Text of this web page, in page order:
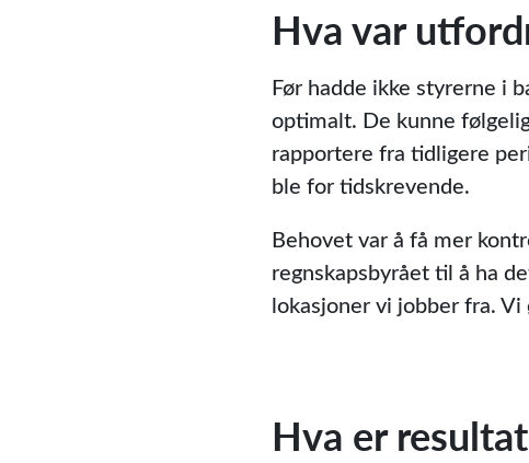
Hva var
Før hadde ikke styrerne i
optimalt. De kunne
rapportere fra tidligere
ble for tidskrevende.
Behovet var å få mer
regnskapsbyrået til å ha
lokasjoner vi jobber fra.
Hva er